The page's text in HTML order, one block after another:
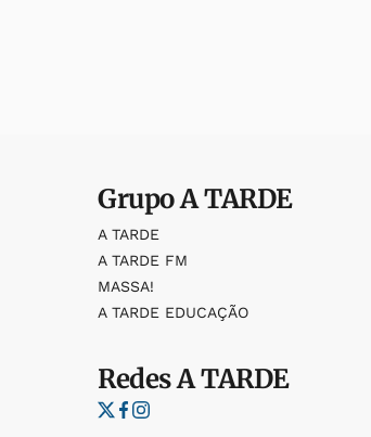
GrupoA TARDE
A TARDE
A TARDE FM
MASSA!
A TARDE EDUCAÇÃO
RedesA TARDE